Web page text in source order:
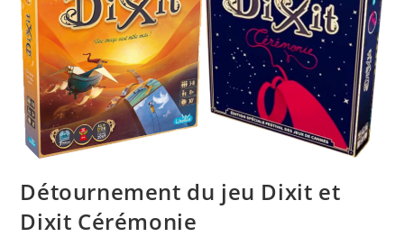
Détournement du jeu Dixit et
Dixit Cérémonie